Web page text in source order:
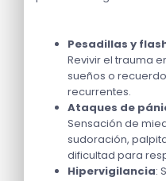
Pesadillas y
Revivir el trauma
sueños o
recurrentes.
Ataques de
Sensación de
sudoración,
dificultad para
Hipervigilancia: